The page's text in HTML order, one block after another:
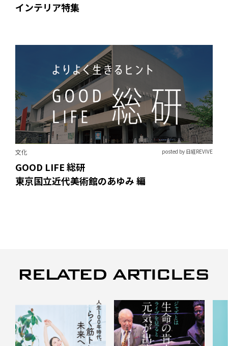
インテリア特集
文化 posted by 日経REVIVE
GOOD LIFE 総研
東京国立近代美術館のあゆみ 編